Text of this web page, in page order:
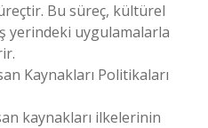
Bu süreç, kültürel
yerindeki uygulamalarla
Kaynakları Politikaları
kaynakları ilkelerinin